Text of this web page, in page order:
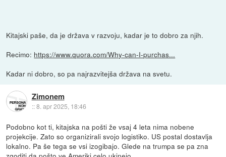
Kitajski paše, da je država v razvoju, kadar je to dobro za njih.
Recimo: https://www.quora.com/Why-can-I-purchas...
Kadar ni dobro, so pa najrazvitejša država na svetu.
Zimonem
::8. apr 2025, 18:46
Podobno kot ti, kitajska na pošti že vsaj 4 leta nima nobene
projekcije. Zato so organizirali svojo logistiko. US postal dostavlja
lokalno. Pa še tega se vsi izogibajo. Glede na trumpa se pa zna